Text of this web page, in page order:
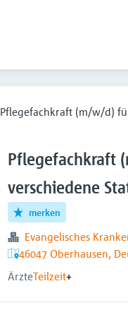
Pflegefachkraft (m/w/d)
Pflegefachkraft
verschiedene
merken
Evangelisches
46047 Oberhausen,
ÄrzteTeilzeit+